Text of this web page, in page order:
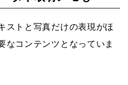
ストと写真だけの表現がほ
なコンテンツとなっていま